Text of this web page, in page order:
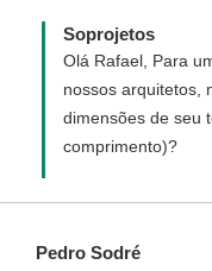
Soprojetos
Olá Rafael, Para
nossos arquitetos,
dimensões de seu
comprimento)?
Pedro Sodré